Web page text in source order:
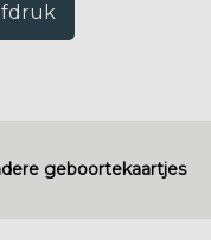
geboortekaartjes